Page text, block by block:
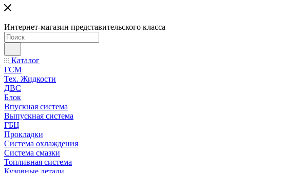
Интернет-магазин представительского класса
Каталог
ГСМ
Тех. Жидкости
ДВС
Блок
Впускная система
Выпускная система
ГБЦ
Прокладки
Система охлаждения
Система смазки
Топливная система
Кузовные детали